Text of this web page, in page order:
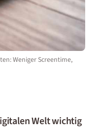
Weniger Screentime,
Welt wichtig